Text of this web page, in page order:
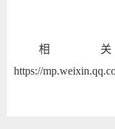
相
https://